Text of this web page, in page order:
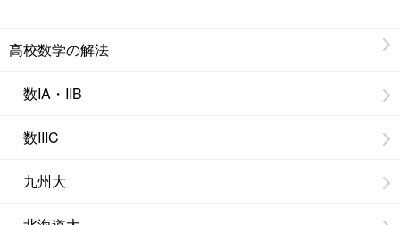
高校数学の解法
数IA・IIB
数IIIC
九州大